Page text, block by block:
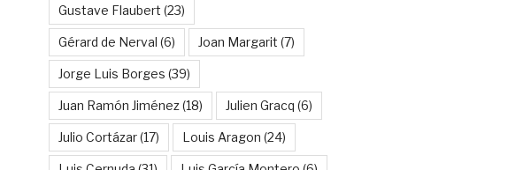
Gustave Flaubert (23)
Gérard de Nerval (6) Joan Margarit (7)
Jorge Luis Borges (39)
Juan Ramón Jiménez(18) Julien Gracq (6)
Julio Cortázar(17) Louis Aragon (24)